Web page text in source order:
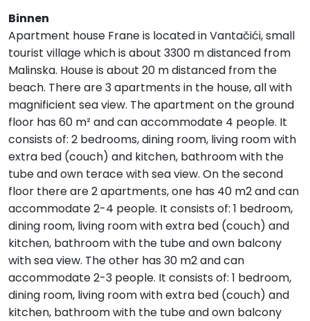
Binnen
Apartment house Frane is located in Vantačići, small
tourist village which is about 3300 m distanced from
Malinska. House is about 20 m distanced from the
beach. There are 3 apartments in the house, all with
magnificient sea view. The apartment on the ground
floor has 60 m² and can accommodate 4 people. It
consists of: 2 bedrooms, dining room, living room with
extra bed (couch) and kitchen, bathroom with the
tube and own terace with sea view. On the second
floor there are 2 apartments, one has 40 m2 and can
accommodate 2-4 people. It consists of: 1 bedroom,
dining room, living room with extra bed (couch) and
kitchen, bathroom with the tube and own balcony
with sea view. The other has 30 m2 and can
accommodate 2-3 people. It consists of: 1 bedroom,
dining room, living room with extra bed (couch) and
kitchen, bathroom with the tube and own balcony